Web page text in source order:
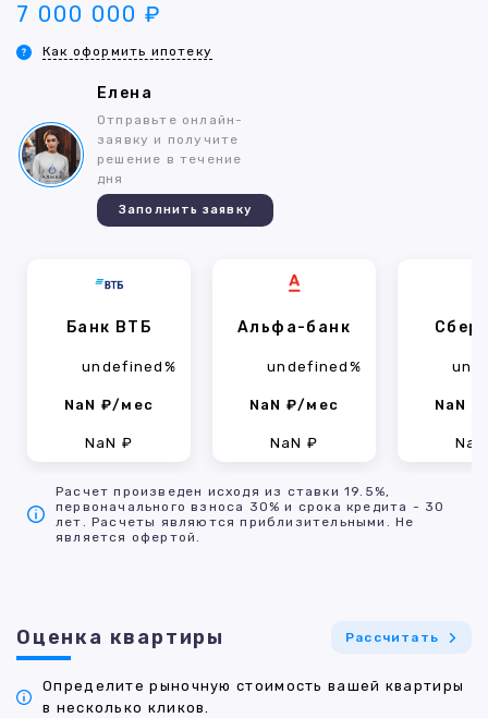
7 000 000 ₽
Как оформить ипотеку
Елена
Отправьте онлайн-
заявку и получите
решение в течение
дня
Заполнить заявку
Банк ВТБ
undefined%
NaN ₽/мес
NaN ₽
Альфа-банк
undefined%
NaN ₽/мес
NaN ₽
NaN
Расчет произведен исходя из ставки 19.5%,
первоначального взноса 30% и срока кредита - 30
лет. Расчеты являются приблизительными. Не
является офертой.
Оценка квартиры Рассчитать
Определите рыночную стоимость вашей квартиры
в несколько кликов.